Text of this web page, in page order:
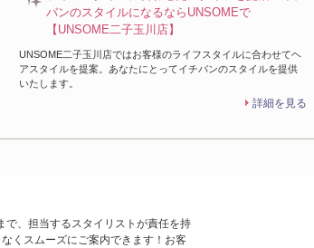
バンのスタイルになるならUNSOMEで
【UNSOME二子玉川店】
UNSOME二子玉川店ではお客様のライフスタイルに合わせてヘ
アスタイルを提案。あなたにとってイチバンのスタイルを提供
いたします。
詳細を見る
で、担当するスタイリストが責任を持
くスムーズにご案内できます！お客